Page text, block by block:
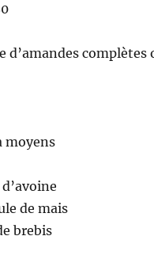
d’amandes complètes
moyens
de mais
brebis